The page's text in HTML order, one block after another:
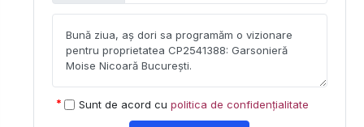
Sunt de acord cu politica de confidențialitate